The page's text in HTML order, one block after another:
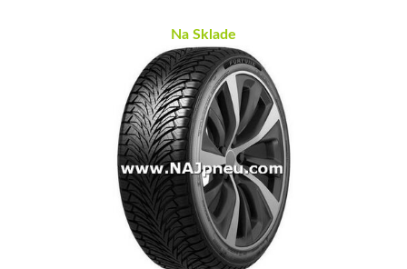
Na Sklade